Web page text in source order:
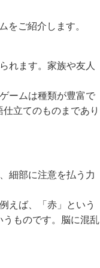
をご紹介します。
れます。家族や友人
ームは種類が豊富で
立てのものまであり
細部に注意を払う力
えば、「赤」という
ものです。脳に混乱